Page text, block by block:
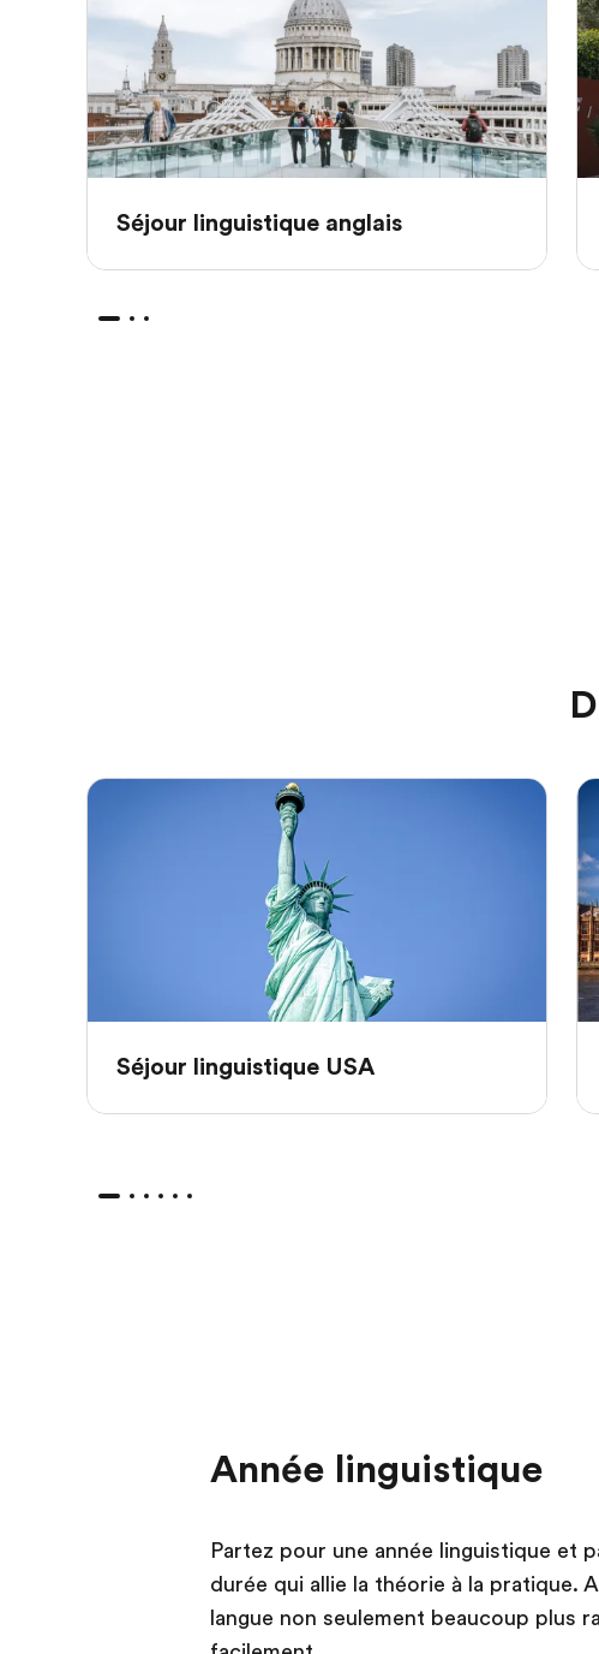
Séjour linguistique anglais
Séjour linguistique USA
Année linguistique
Partez pour une année linguistique et
durée qui allie la théorie à la pratique.
langue non seulement beaucoup plus